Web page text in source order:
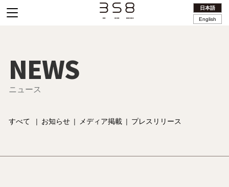
日本語
English
NEWS
ニュース
すべて | お知らせ | メディア掲載 | プレスリリース